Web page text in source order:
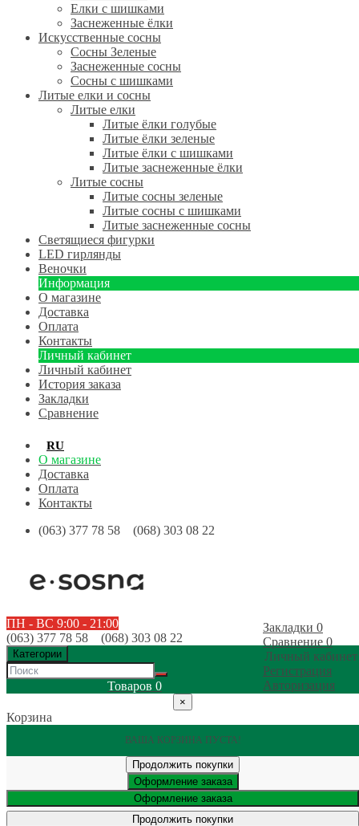
Елки с шишками
Заснеженные ёлки
Искусственные сосны
Сосны Зеленые
Заснеженные сосны
Сосны с шишками
Литые елки и сосны
Литые елки
Литые ёлки голубые
Литые ёлки зеленые
Литые ёлки с шишками
Литые заснеженные ёлки
Литые сосны
Литые сосны зеленые
Литые сосны с шишками
Литые заснеженные сосны
Светящиеся фигурки
LED гирлянды
Веночки
Информация
О магазине
Доставка
Оплата
Контакты
Личный кабинет
Личный кабинет
История заказа
Закладки
Сравнение
RU
О магазине
Доставка
Оплата
Контакты
(063) 377 78 58 (068) 303 08 22
Закладки 0
Сравнение 0
Личный кабинет
Регистрация
Авторизация
ПН - ВС 9:00 - 21:00
(063) 377 78 58 (068) 303 08 22
Категории
Товаров 0
×
Корзина
ВАША КОРЗИНА ПУСТА!
Продолжить покупки
Оформление заказа
Оформление заказа
Продолжить покупки